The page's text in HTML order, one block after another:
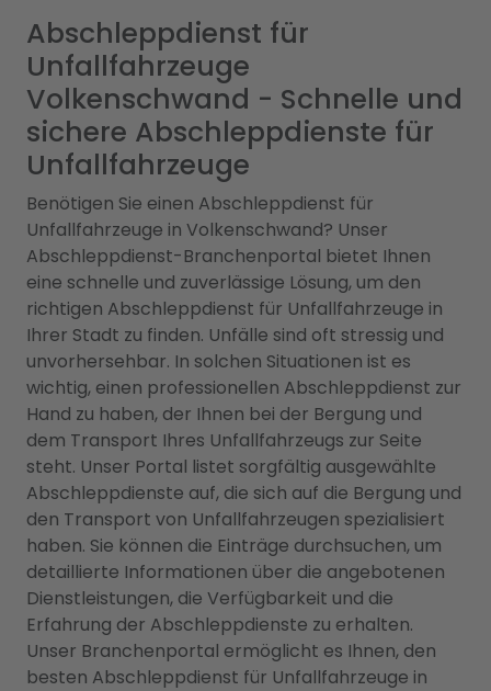
Abschleppdienst für
Unfallfahrzeuge
Volkenschwand - Schnelle und
sichere Abschleppdienste für
Unfallfahrzeuge
Benötigen Sie einen Abschleppdienst für
Unfallfahrzeuge in Volkenschwand? Unser
Abschleppdienst-Branchenportal bietet Ihnen
eine schnelle und zuverlässige Lösung, um den
richtigen Abschleppdienst für Unfallfahrzeuge in
Ihrer Stadt zu finden. Unfälle sind oft stressig und
unvorhersehbar. In solchen Situationen ist es
wichtig, einen professionellen Abschleppdienst zur
Hand zu haben, der Ihnen bei der Bergung und
dem Transport Ihres Unfallfahrzeugs zur Seite
steht. Unser Portal listet sorgfältig ausgewählte
Abschleppdienste auf, die sich auf die Bergung und
den Transport von Unfallfahrzeugen spezialisiert
haben. Sie können die Einträge durchsuchen, um
detaillierte Informationen über die angebotenen
Dienstleistungen, die Verfügbarkeit und die
Erfahrung der Abschleppdienste zu erhalten.
Unser Branchenportal ermöglicht es Ihnen, den
besten Abschleppdienst für Unfallfahrzeuge in